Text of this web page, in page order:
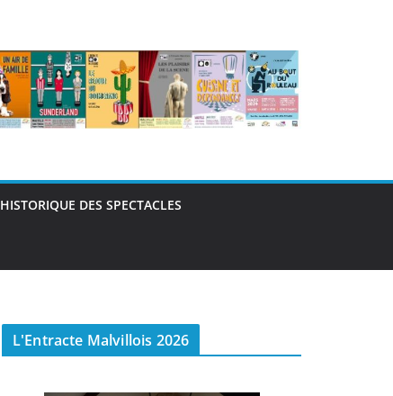
HISTORIQUE DES SPECTACLES
L'Entracte Malvillois 2026